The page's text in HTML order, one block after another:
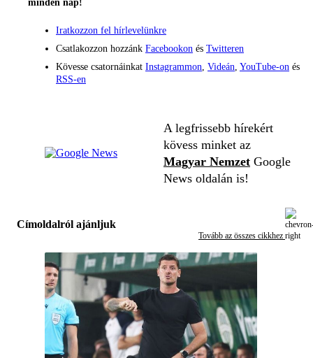
minden nap!
Iratkozzon fel hírlevelünkre
Csatlakozzon hozzánk Facebookon és Twitteren
Kövesse csatornáinkat Instagrammon Videán YouTube-on és
RSS-en
A legfrissebb hírekért
kövess minket az
Magyar Nemzet Google
News oldalán is!
Címoldalról ajánljuk
Tovább az összes cikkhez